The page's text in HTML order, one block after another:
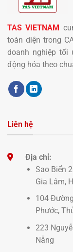
TAS VIETNAM
toàn diện trong
doanh nghiệp tối
động hóa theo
Liên hệ
Địa chỉ:
Sao Biển
Gia Lâm,
104
Phước,
223
Nẵng